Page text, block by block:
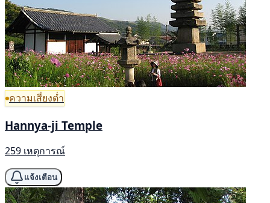
ความเสี่ยงต่ำ
Hannya-ji Temple
259 เหตุการณ์
แจ้งเตือน